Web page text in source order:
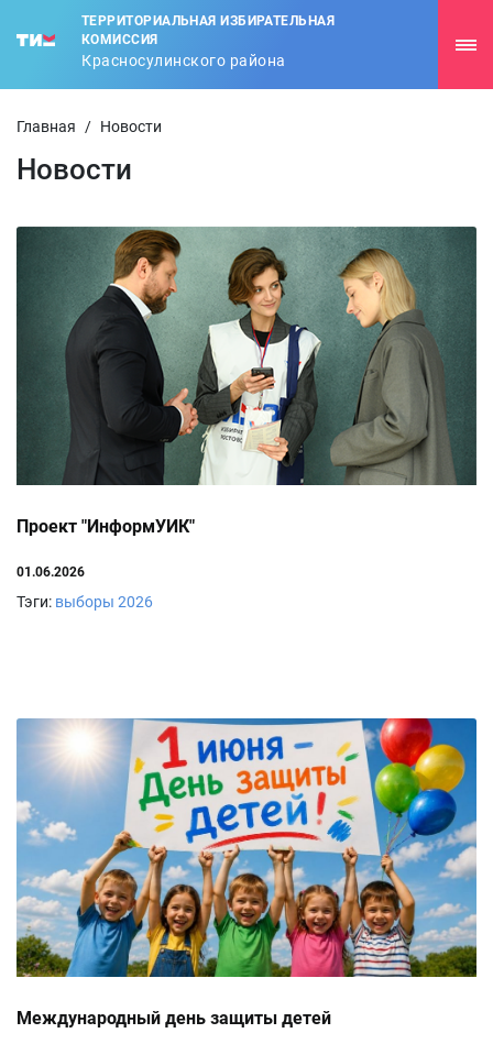
ТЕРРИТОРИАЛЬНАЯ ИЗБИРАТЕЛЬНАЯ
КОМИССИЯ
Красносулинского района
Главная / Новости
Новости
Проект "ИнформУИК"
01.06.2026
Тэги: выборы 2026
Международный день защиты детей